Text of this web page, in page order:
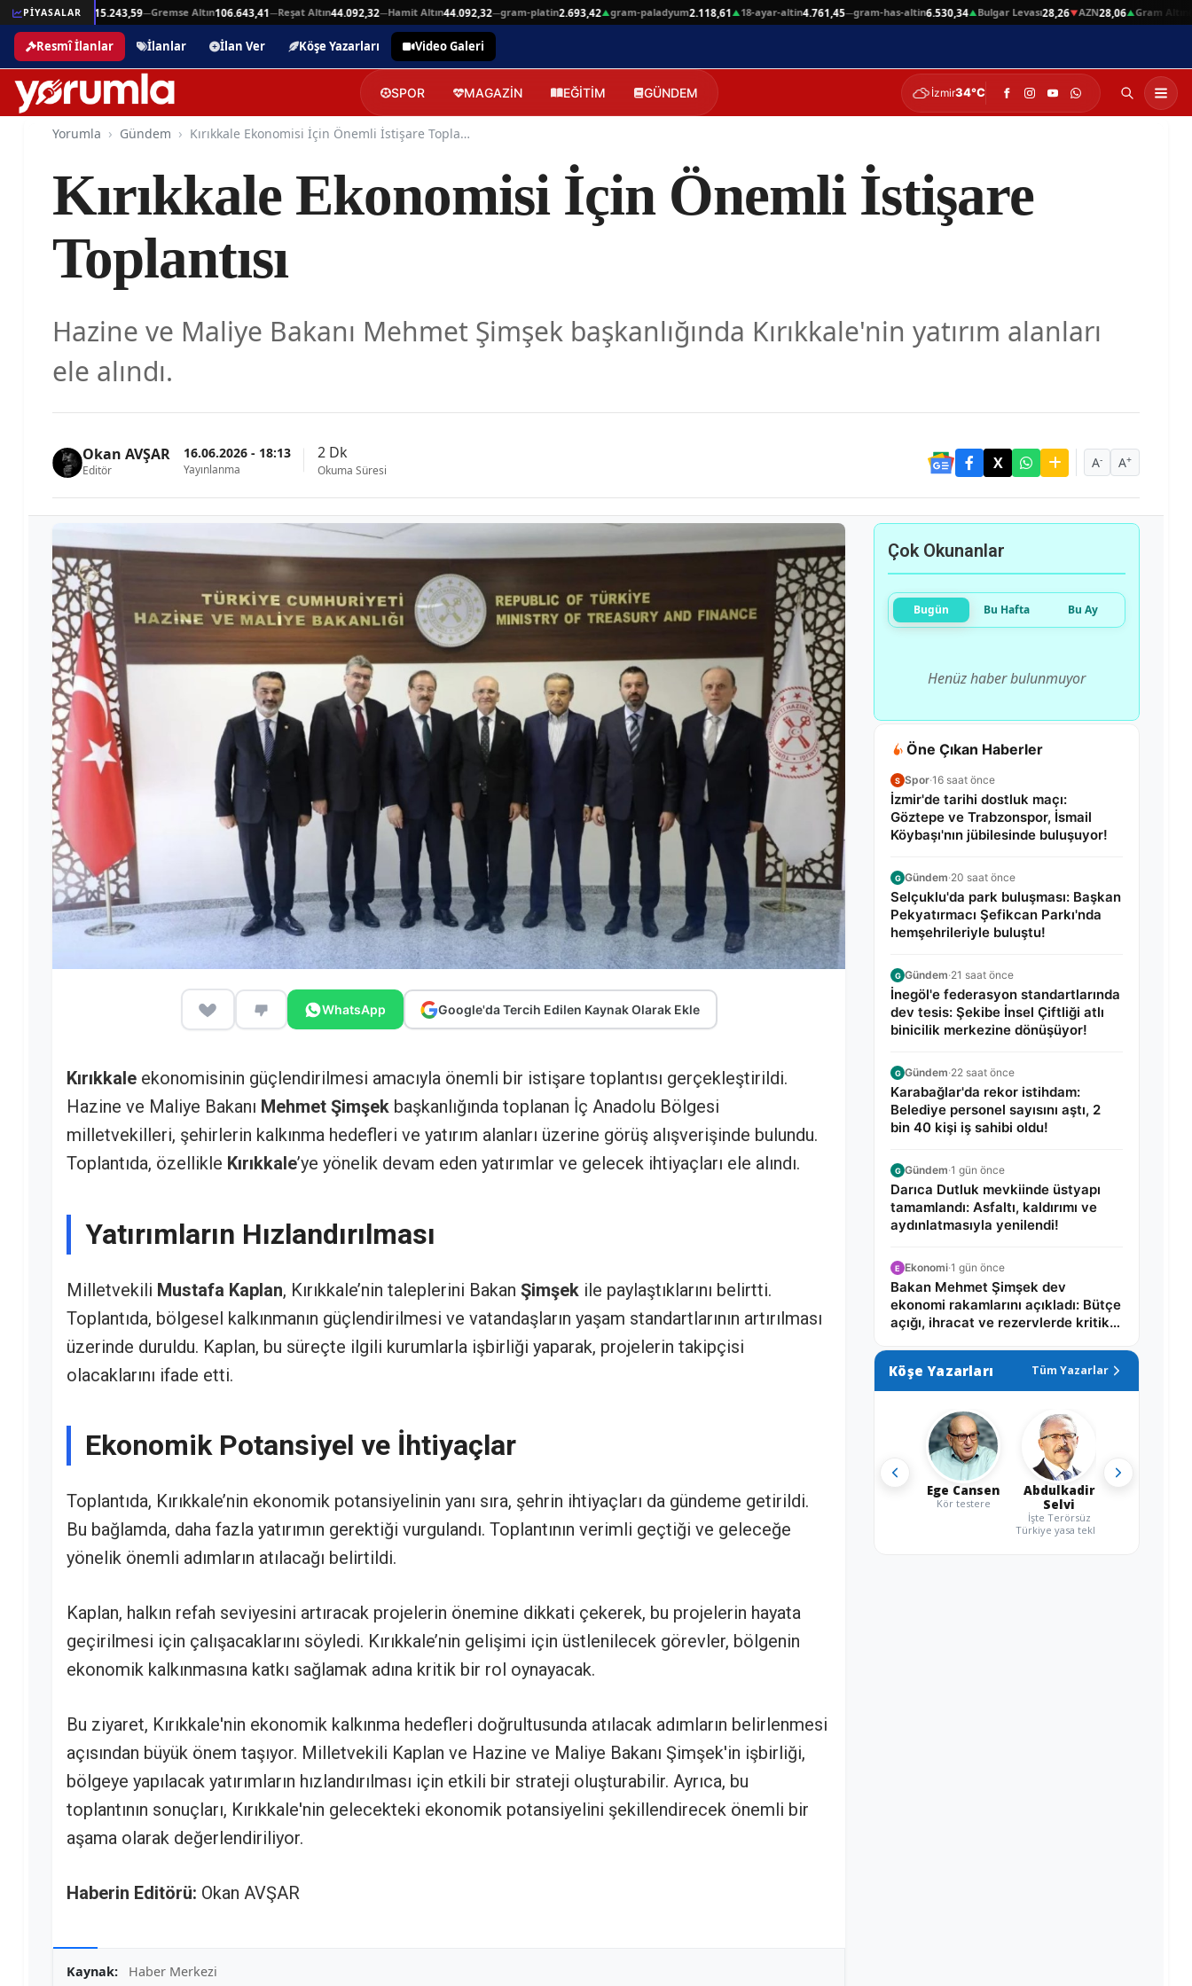
PİYASALAR
—Beşli Altın215.243,59— Gremse Altın106.643,41— Reşat Altın44.092,32— Hamit Altın44.092,32— gram-platin2.693,42▲gram-paladyum2.118,61▲18-ayar-altin4.761,45— gram-has-altin6.530,34▲Bulgar Levası28,26▼AZN28,06▲Gram Altın
Resmî İlanlar İlanlar İlan Ver Köşe Yazarları Video Galeri
SPOR MAGAZİN EĞİTİM GÜNDEM İzmir34°C
Yorumla Gündem Kırıkkale Ekonomisi İçin Önemli İstişare Toplantısı
Kırıkkale Ekonomisi İçin Önemli İstişare
Toplantısı
Hazine ve Maliye Bakanı Mehmet Şimşek başkanlığında Kırıkkale'nin yatırım alanları
ele alındı.
Okan AVŞAR
Editör
16.06.2026 - 18:13
Yayınlanma
2 Dk
Okuma Süresi A- A+
WhatsApp Google'da Tercih Edilen Kaynak Olarak Ekle
Kırıkkaleekonomisinin güçlendirilmesi amacıyla önemli bir istişare toplantısı gerçekleştirildi.
Hazine ve Maliye Bakanı Mehmet Şimşekbaşkanlığında toplanan İç Anadolu Bölgesi
milletvekilleri, şehirlerin kalkınma hedefleri ve yatırım alanları üzerine görüş alışverişinde bulundu.
Toplantıda, özellikle Kırıkkale’ye yönelik devam eden yatırımlar ve gelecek ihtiyaçları ele alındı.
Yatırımların Hızlandırılması
Milletvekili Mustafa Kaplan, Kırıkkale’nin taleplerini Bakan Şimşekile paylaştıklarını belirtti.
Toplantıda, bölgesel kalkınmanın güçlendirilmesi ve vatandaşların yaşam standartlarının artırılması
üzerinde duruldu. Kaplan, bu süreçte ilgili kurumlarla işbirliği yaparak, projelerin takipçisi
olacaklarını ifade etti.
Ekonomik Potansiyel ve İhtiyaçlar
Toplantıda, Kırıkkale’nin ekonomik potansiyelinin yanı sıra, şehrin ihtiyaçları da gündeme getirildi.
Bu bağlamda, daha fazla yatırımın gerektiği vurgulandı. Toplantının verimli geçtiği ve geleceğe
yönelik önemli adımların atılacağı belirtildi.
Kaplan, halkın refah seviyesini artıracak projelerin önemine dikkati çekerek, bu projelerin hayata
geçirilmesi için çalışacaklarını söyledi. Kırıkkale’nin gelişimi için üstlenilecek görevler, bölgenin
ekonomik kalkınmasına katkı sağlamak adına kritik bir rol oynayacak.
Bu ziyaret, Kırıkkale'nin ekonomik kalkınma hedefleri doğrultusunda atılacak adımların belirlenmesi
açısından büyük önem taşıyor. Milletvekili Kaplan ve Hazine ve Maliye Bakanı Şimşek'in işbirliği,
bölgeye yapılacak yatırımların hızlandırılması için etkili bir strateji oluşturabilir. Ayrıca, bu
toplantının sonuçları, Kırıkkale'nin gelecekteki ekonomik potansiyelini şekillendirecek önemli bir
aşama olarak değerlendiriliyor.
Haberin Editörü: Okan AVŞAR
Kaynak: Haber Merkezi
Çok Okunanlar
Bugün Bu Hafta Bu Ay
Henüz haber bulunmuyor
Öne Çıkan Haberler
S Spor·16 saat önce
İzmir'de tarihi dostluk maçı:
Göztepe ve Trabzonspor, İsmail
Köybaşı'nın jübilesinde buluşuyor!
G Gündem·20 saat önce
Selçuklu'da park buluşması: Başkan
Pekyatırmacı Şefikcan Parkı'nda
hemşehrileriyle buluştu!
G Gündem·21 saat önce
İnegöl'e federasyon standartlarında
dev tesis: Şekibe İnsel Çiftliği atlı
binicilik merkezine dönüşüyor!
G Gündem·22 saat önce
Karabağlar'da rekor istihdam:
Belediye personel sayısını aştı, 2
bin 40 kişi iş sahibi oldu!
G Gündem·1 gün önce
Darıca Dutluk mevkiinde üstyapı
tamamlandı: Asfaltı, kaldırımı ve
aydınlatmasıyla yenilendi!
E Ekonomi·1 gün önce
Bakan Mehmet Şimşek dev
ekonomi rakamlarını açıkladı: Bütçe
açığı, ihracat ve rezervlerde kritik
Köşe Yazarları Tüm Yazarlar
Ege Cansen
Kör testere
Abdulkadir
Selvi
İşte Terörsüz
Türkiye yasa teklifi